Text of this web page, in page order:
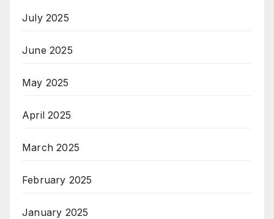
July 2025
June 2025
May 2025
April 2025
March 2025
February 2025
January 2025